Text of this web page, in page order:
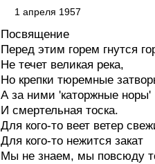
1 апреля 1957
Посвящение
Перед этим горем гнутся
Не течет великая река,
Но крепки тюремные
А за ними 'каторжные норы'
И смертельная тоска.
Для кого-то веет ветер
Для кого-то нежится закат
Мы не знаем, мы повсюду